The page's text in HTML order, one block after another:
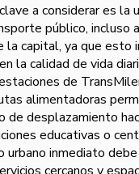
a considerar es la
público, incluso
la capital, ya que esto
la calidad de vida
de
alimentadoras
de desplazamiento
educativas o
urbano inmediato